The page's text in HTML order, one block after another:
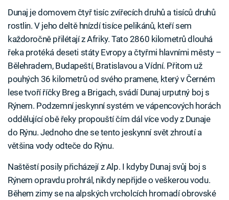
Dunaj je domovem čtyř tisíc zvířecích druhů a tisíců druhů
rostlin. V jeho deltě hnízdí tisíce pelikánů, kteří sem
každoročně přilétají z Afriky. Tato 2860 kilometrů dlouhá
řeka protéká deseti státy Evropy a čtyřmi hlavními městy –
Bělehradem, Budapeští, Bratislavou a Vídní. Přitom už
pouhých 36 kilometrů od svého pramene, který v Černém
lese tvoří říčky Breg a Brigach, svádí Dunaj urputný boj s
Rýnem. Podzemní jeskynní systém ve vápencových horách
oddělující obě řeky propouští čím dál více vody z Dunaje
do Rýnu. Jednoho dne se tento jeskynní svět zhroutí a
většina vody odteče do Rýnu.
Naštěstí posily přicházejí z Alp. I kdyby Dunaj svůj boj s
Rýnem opravdu prohrál, nikdy nepřijde o veškerou vodu.
Během zimy se na alpských vrcholcích hromadí obrovské